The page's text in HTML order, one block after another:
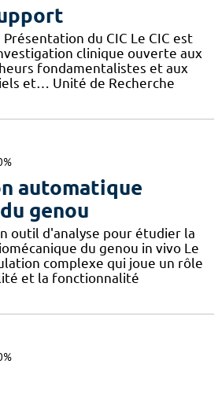
du CIC Le CIC est
clinique ouverte aux
fondamentalistes et aux
et… Unité de Recherche
automatique
genou
outil d'analyse pour étudier la
du genou in vivo Le
complexe qui joue un rôle
et la fonctionnalité